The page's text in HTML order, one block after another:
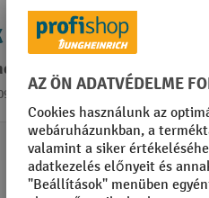
teherbírás 2.200
A kategóriából:Rövidvillás
porfúvott
igen